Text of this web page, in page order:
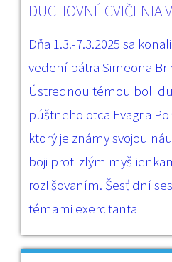
DUCHOVNÉ CVIČENIA
Dňa 1.3.-7.3.2025 sa
vedení pátra Simeona
Ústrednou témou bol
púštneho otca Evagria
ktorý je známy svojou
boji proti zlým
rozlišovaním. Šesť dní
témami exercitanta